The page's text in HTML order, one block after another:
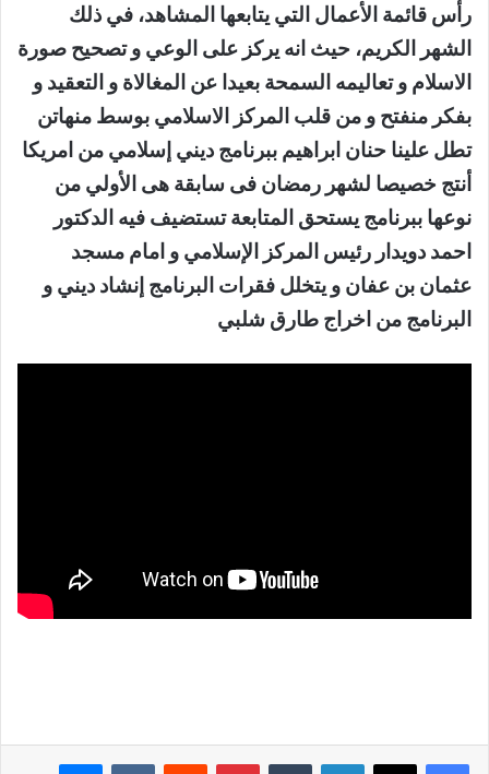
رأس قائمة الأعمال التي يتابعها المشاهد، في ذلك
الشهر الكريم، حيث انه يركز على الوعي و تصحيح صورة
الاسلام و تعاليمه السمحة بعيدا عن المغالاة و التعقيد و
بفكر منفتح و من قلب المركز الاسلامي بوسط منهاتن
تطل علينا حنان ابراهيم ببرنامج ديني إسلامي من امريكا
أنتج خصيصا لشهر رمضان فى سابقة هى الأولي من
نوعها ببرنامج يستحق المتابعة تستضيف فيه الدكتور
احمد دويدار رئيس المركز الإسلامي و امام مسجد
عثمان بن عفان و يتخلل فقرات البرنامج إنشاد ديني و
البرنامج من اخراج طارق شلبي
لينكدإن بينتيريست ماسنجر